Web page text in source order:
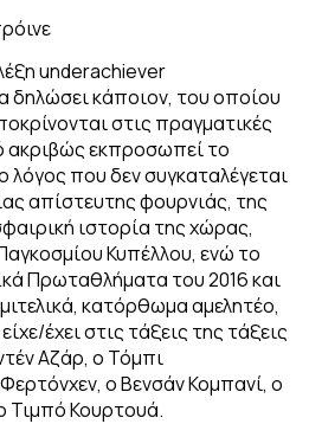
underachiever
δηλώσει κάποιον, του οποίου
στις πραγματικές
ακριβώς εκπροσωπεί το
λόγος που δεν συγκαταλέγεται
απίστευτης φουρνιάς, της
ιστορία της χώρας,
Κυπέλλου, ενώ το
Πρωταθλήματα του 2016 και
κατόρθωμα αμελητέο,
έχει στις τάξεις της τάξεις
Αζάρ, ο Τόμπι
ο Βενσάν Κομπανί, ο
Τιμπό Κουρτουά.